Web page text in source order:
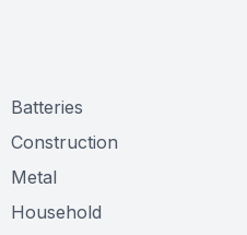
Batteries
Construction
Metal
Household